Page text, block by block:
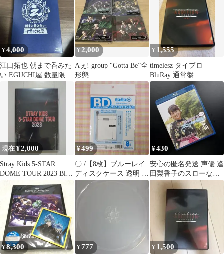
映画）Blu-ray BOX、全
話収録
¥4,000
江口拓也 朝まで呑みた
い EGUCHI屋 数量限定
¥2,000
Aぇ! group "Gotta Be”全
形態
¥ 1,555
timelesz タイプロ
BluRay 通常盤
現在 ¥2,000
Stray Kids 5-STAR
DOME TOUR 2023 Blu-
¥499
〇 /【8枚】ブルーレイ
ディスクケース 透明 保
存用カバー / PP / コア
デ
¥430
安心の匿名発送 声優 逢
田梨香子のスローな休
日 Blu-ray ナマ写真付
¥8,300 ¥777 ¥ 1,500